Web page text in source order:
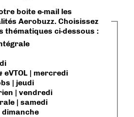
boite e-mail les
Aerobuzz. Choisissez
thématiques ci-dessous :
eVTOL | mercredi
| jeudi
| vendredi
| samedi